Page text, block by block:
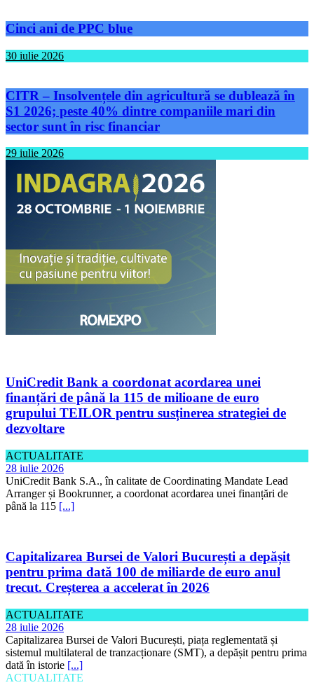
Cinci ani de PPC blue
30 iulie 2026
CITR – Insolvențele din agricultură se dublează în
S1 2026; peste 40% dintre companiile mari din
sector sunt în risc financiar
29 iulie 2026
UniCredit Bank a coordonat acordarea unei
finanțări de până la 115 de milioane de euro
grupului TEILOR pentru susținerea strategiei de
dezvoltare
ACTUALITATE
28 iulie 2026
UniCredit Bank S.A., în calitate de Coordinating Mandate Lead
Arranger și Bookrunner, a coordonat acordarea unei finanțări de
până la 115 [...]
Capitalizarea Bursei de Valori București a depășit
pentru prima dată 100 de miliarde de euro anul
trecut. Creșterea a accelerat în 2026
ACTUALITATE
28 iulie 2026
Capitalizarea Bursei de Valori București, piața reglementată și
sistemul multilateral de tranzacționare (SMT), a depășit pentru prima
dată în istorie [...]
ACTUALITATE